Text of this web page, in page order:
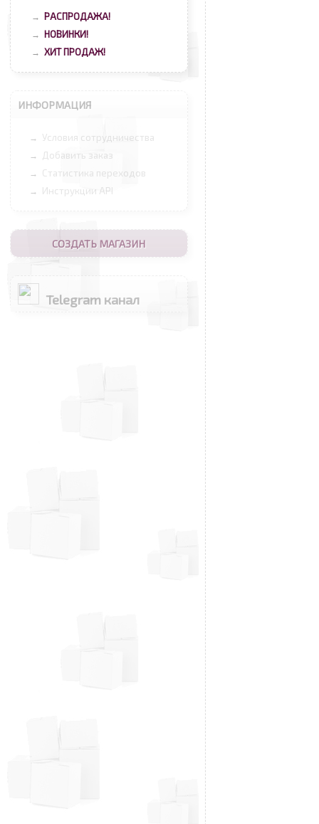
→ РАСПРОДАЖА!
→ НОВИНКИ!
→ ХИТ ПРОДАЖ!
ИНФОРМАЦИЯ
→ Условия сотрудничества
→ Добавить заказ
→ Статистика переходов
→ Инструкции API
СОЗДАТЬ МАГАЗИН
Telegram канал